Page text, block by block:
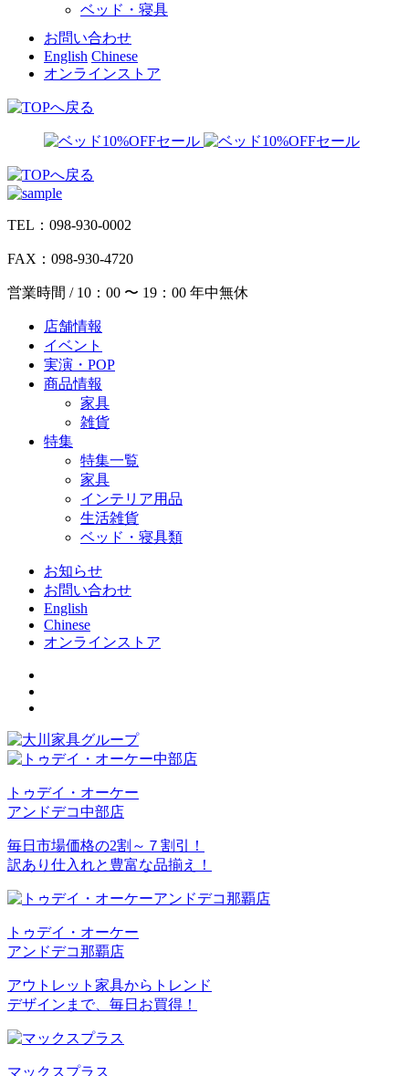
ベッド・寝具
お問い合わせ
English Chinese
オンラインストア
TEL：098-930-0002
FAX：098-930-4720
営業時間 / 10：00 〜 19：00 年中無休
店舗情報
イベント
実演・POP
商品情報
家具
雑貨
特集
特集一覧
家具
インテリア用品
生活雑貨
ベッド・寝具類
お知らせ
お問い合わせ
English
Chinese
オンラインストア
トゥデイ・オーケー
アンドデコ中部店
毎日市場価格の2割～７割引！
訳あり仕入れと豊富な品揃え！
トゥデイ・オーケー
アンドデコ那覇店
アウトレット家具からトレンド
デザインまで、毎日お買得！
マックスプラス